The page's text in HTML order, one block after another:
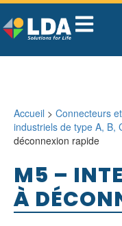
Accueil > Connecteurs
industriels de type A, B,
déconnexion rapide
M5 –
À